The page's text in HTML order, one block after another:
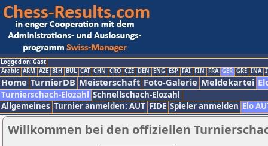
Logged on: Gast
Arabic ARM AZE BIH BUL CAT CHN CRO CZE DEN ENG ESP FAI FIN FRA GER GRE INA
Home TurnierDB Meisterschaft Foto-Galerie Meldekartei
Turnierschach-Elozahl Schnellschach-Elozahl
Allgemeines Turnier anmelden: AUT FIDE Spieler anmelden Elo
Willkommen bei den offiziellen